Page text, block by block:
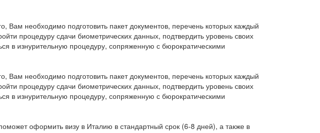
необходимо подготовить пакет документов, перечень которых каждый
процедуру сдачи биометрических данных, подтвердить уровень своих
в изнурительную процедуру, сопряженную с бюрократическими
необходимо подготовить пакет документов, перечень которых каждый
процедуру сдачи биометрических данных, подтвердить уровень своих
в изнурительную процедуру, сопряженную с бюрократическими
оформить визу в Италию в стандартный срок (6-8 дней), а также в